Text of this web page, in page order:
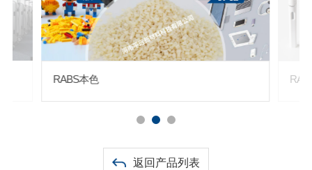
RABS本色
返回产品列表